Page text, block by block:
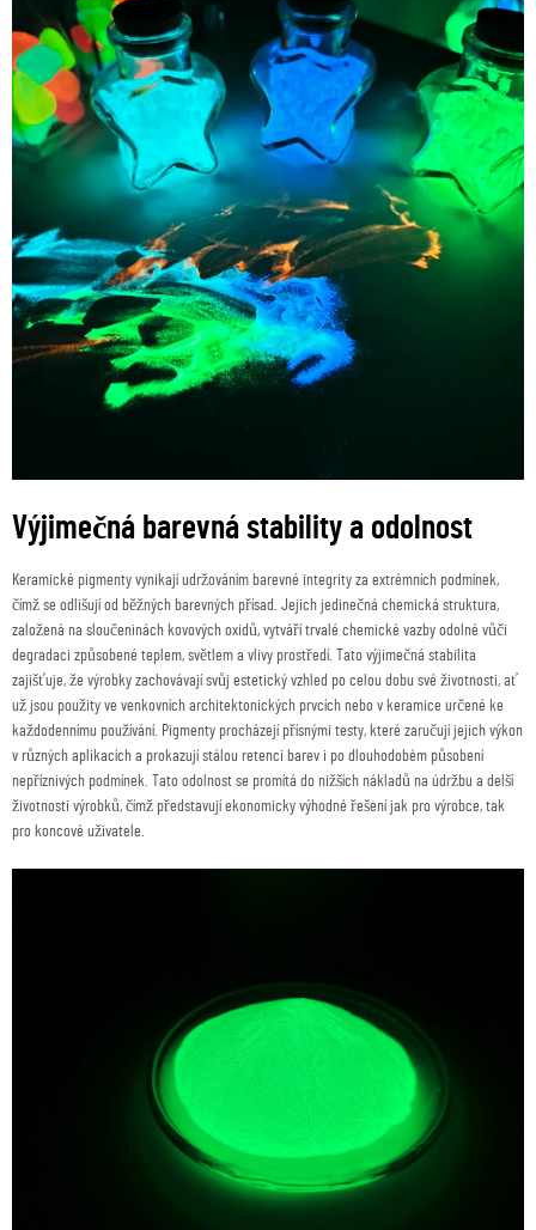
Výjimečná barevná stability a odolnost
Keramické pigmenty vynikají udržováním barevné integrity za extrémních podmínek,
čímž se odlišují od běžných barevných přísad. Jejich jedinečná chemická struktura,
založená na sloučeninách kovových oxidů, vytváří trvalé chemické vazby odolné vůči
degradaci způsobené teplem, světlem a vlivy prostředí. Tato výjimečná stabilita
zajišťuje, že výrobky zachovávají svůj estetický vzhled po celou dobu své životnosti, ať
už jsou použity ve venkovních architektonických prvcích nebo v keramice určené ke
každodennímu používání. Pigmenty procházejí přísnými testy, které zaručují jejich výkon
v různých aplikacích a prokazují stálou retenci barev i po dlouhodobém působení
nepříznivých podmínek. Tato odolnost se promítá do nižších nákladů na údržbu a delší
životnosti výrobků, čímž představují ekonomicky výhodné řešení jak pro výrobce, tak
pro koncové uživatele.